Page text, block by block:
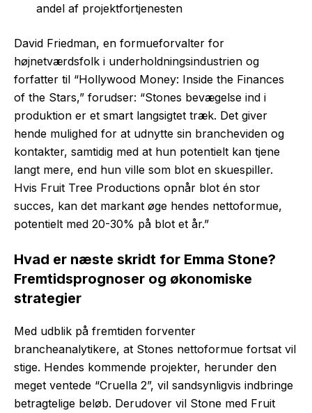
andel af projektfortjenesten
David Friedman, en formueforvalter for
højnetværdsfolk i underholdningsindustrien og
forfatter til “Hollywood Money: Inside the Finances
of the Stars,” forudser: “Stones bevægelse ind i
produktion er et smart langsigtet træk. Det giver
hende mulighed for at udnytte sin brancheviden og
kontakter, samtidig med at hun potentielt kan tjene
langt mere, end hun ville som blot en skuespiller.
Hvis Fruit Tree Productions opnår blot én stor
succes, kan det markant øge hendes nettoformue,
potentielt med 20-30% på blot et år.”
Hvad er næste skridt for Emma Stone?
Fremtidsprognoser og økonomiske
strategier
Med udblik på fremtiden forventer
brancheanalytikere, at Stones nettoformue fortsat vil
stige. Hendes kommende projekter, herunder den
meget ventede “Cruella 2”, vil sandsynligvis indbringe
betragtelige beløb. Derudover vil Stone med Fruit